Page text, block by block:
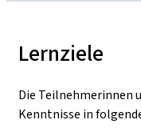
Lernziele
Die Teilnehmerinnen
Kenntnisse in